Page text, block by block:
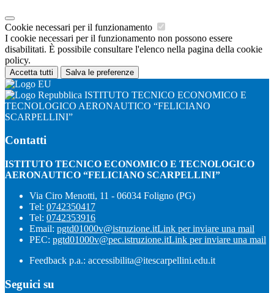
Cookie necessari per il funzionamento
I cookie necessari per il funzionamento non possono essere
disabilitati. È possibile consultare l'elenco nella pagina della cookie
policy.
Accetta tutti Salva le preferenze
ISTITUTO TECNICO ECONOMICO E
TECNOLOGICO AERONAUTICO “FELICIANO
SCARPELLINI”
Contatti
ISTITUTO TECNICO ECONOMICO E TECNOLOGICO
AERONAUTICO “FELICIANO SCARPELLINI”
Via Ciro Menotti, 11 - 06034 Foligno (PG)
Tel: 0742350417
Tel: 0742353916
Email: pgtd01000v@istruzione.itLink per inviare una mail
PEC: pgtd01000v@pec.istruzione.itLink per inviare una mail
Feedback p.a.: accessibilita@itescarpellini.edu.it
Seguici su